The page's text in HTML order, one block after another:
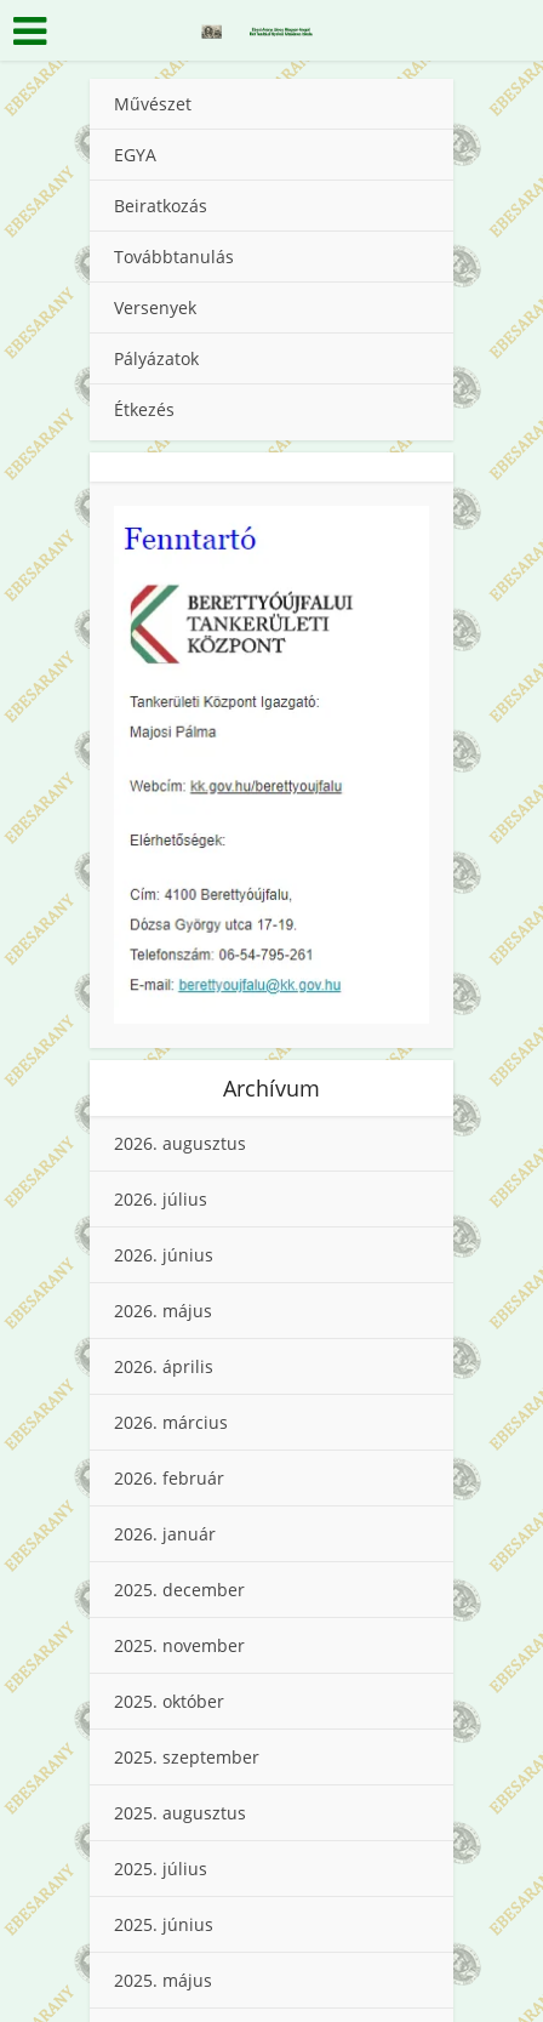
Művészet
EGYA
Beiratkozás
Továbbtanulás
Versenyek
Pályázatok
Étkezés
Archívum
2026. augusztus
2026. július
2026. június
2026. május
2026. április
2026. március
2026. február
2026. január
2025. december
2025. november
2025. október
2025. szeptember
2025. augusztus
2025. július
2025. június
2025. május